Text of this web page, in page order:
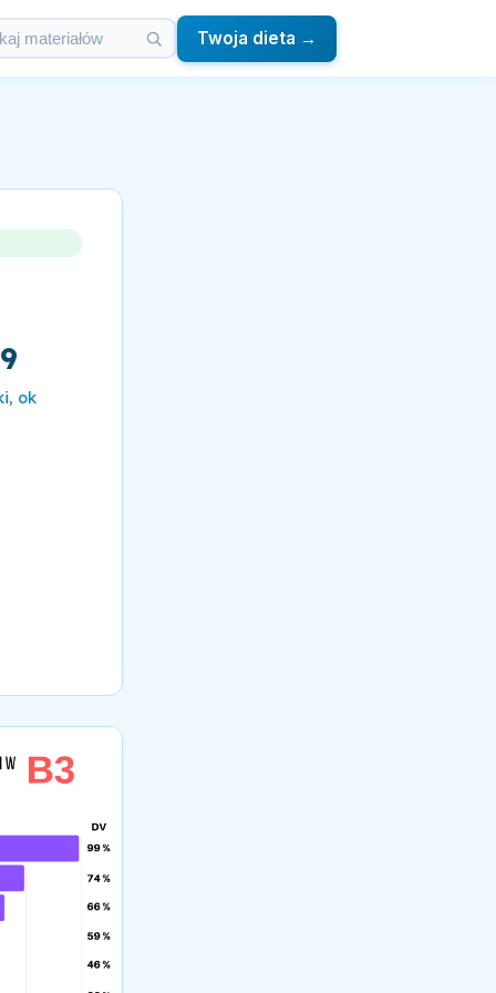
Twoja dieta →
, ok